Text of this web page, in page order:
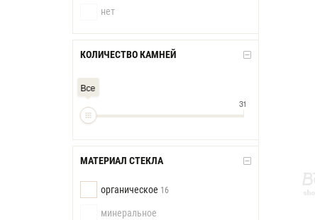
нет
КОЛИЧЕСТВО КАМНЕЙ
Все
31
МАТЕРИАЛ СТЕКЛА
органическое 16
минеральное